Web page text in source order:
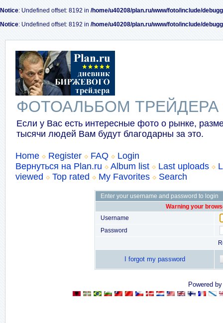
Notice: Undefined offset: 8192 in /home/u40208/plan.ru/www/foto/include/
Notice: Undefined offset: 8192 in /home/u40208/plan.ru/www/foto/include/
ФОТОАЛЬБОМ ТРЕЙДЕРА
Если у Вас есть интересные фото о рынке,
тысячи людей Вам будут благодарны за это.
Home Register FAQ
Login
Вернуться на Plan.ru
Album list Last uploads
viewed
Top rated My Favorites Search
Enter your username and password to login
Warning your
Username
Password
I forgot my password
Powered